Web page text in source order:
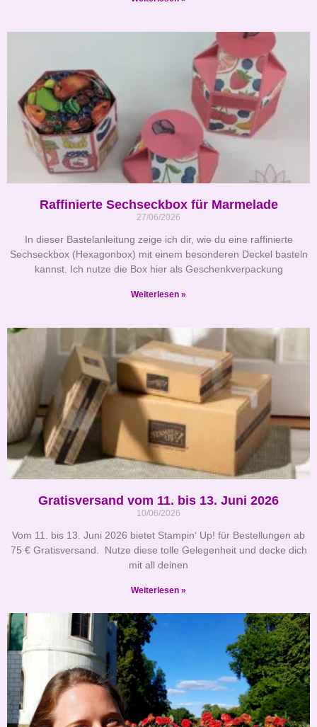
Raffinierte Sechseckbox für Marmelade
27/06/2026
In dieser Bastelanleitung zeige ich dir, wie du eine raffinierte
Sechseckbox (Hexagonbox) mit einem besonderen Deckel basteln
kannst. Ich nutze die Box hier als Geschenkverpackung
Weiterlesen »
Gratisversand vom 11. bis 13. Juni 2026
10/06/2026
Vom 11. bis 13. Juni 2026 bietet Stampin‘ Up! für Bestellungen ab
75 € Gratisversand. Nutze diese tolle Gelegenheit und decke dich
mit all deinen
Weiterlesen »